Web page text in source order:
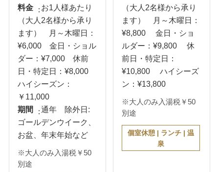
料金
お1人様あたり
（大人2名様から承り
ます） 月～木曜日：
¥6,000 金日・ショル
ダー：¥7,000 休前
日・特定日：¥8,000
ハイシーズン：
￥11,000
期間
通年 除外日:
ゴールデンウイーク、
お盆、年末年始など
※大人のみ入湯税￥50
別途
（大人2名様から承り
ます） 月～木曜日：
¥8,800 金日・ショ
ルダー：¥9,800 休
前日・特定日：
¥10,800 ハイシーズ
ン：¥13,800
※大人のみ入湯税￥50
別途
個室休憩 | ランチ | 温
泉